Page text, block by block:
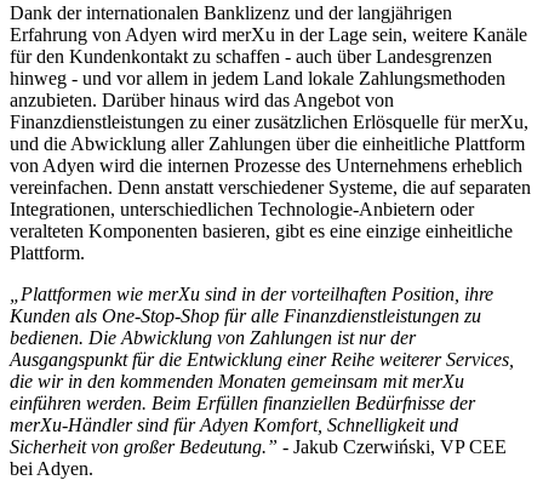
Dank der internationalen Banklizenz und der langjährigen
Erfahrung von Adyen wird merXu in der Lage sein, weitere Kanäle
für den Kundenkontakt zu schaffen - auch über Landesgrenzen
hinweg - und vor allem in jedem Land lokale Zahlungsmethoden
anzubieten. Darüber hinaus wird das Angebot von
Finanzdienstleistungen zu einer zusätzlichen Erlösquelle für merXu,
und die Abwicklung aller Zahlungen über die einheitliche Plattform
von Adyen wird die internen Prozesse des Unternehmens erheblich
vereinfachen. Denn anstatt verschiedener Systeme, die auf separaten
Integrationen, unterschiedlichen Technologie-Anbietern oder
veralteten Komponenten basieren, gibt es eine einzige einheitliche
Plattform.
„Plattformen wie merXu sind in der vorteilhaften Position, ihre
Kunden als One-Stop-Shop für alle Finanzdienstleistungen zu
bedienen. Die Abwicklung von Zahlungen ist nur der
Ausgangspunkt für die Entwicklung einer Reihe weiterer Services,
die wir in den kommenden Monaten gemeinsam mit merXu
einführen werden. Beim Erfüllen finanziellen Bedürfnisse der
merXu-Händler sind für Adyen Komfort, Schnelligkeit und
Sicherheit von großer Bedeutung.” - Jakub Czerwiński, VP CEE
bei Adyen.